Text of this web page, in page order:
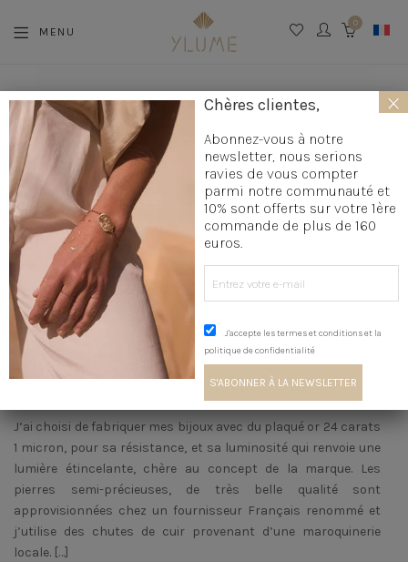
MENU
0
Étiquette : matériaux
18 SEPTEMBRE 2018
COMMENT J’AI CHOISI MES
MATÉRIAUX ?
J’ai choisi de fabriquer mes bijoux avec du plaqué or 24 carats
1 micron, pour sa résistance, et sa luminosité qui renvoie une
lumière étincelante, chère au concept de la marque. Les
pierres semi-précieuses, de très belle qualité sont
approvisionnées chez un fournisseur Français renommé et
j’utilise des chutes de cuir provenant d’une maroquinerie
locale. […]
Chères clientes,
Abonnez-vous à notre
newsletter, nous serions
ravies de vous compter
parmi notre communauté et
10% sont offerts sur votre 1ère
commande de plus de 160
euros.
J'accepte les termes et conditions et la
politique de confidentialité
×